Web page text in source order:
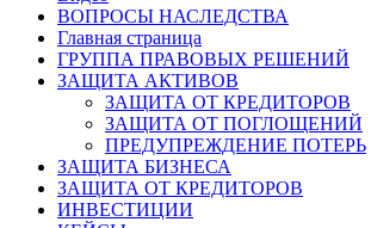
ВОПРОСЫ НАСЛЕДСТВА
Главная страница
ГРУППА ПРАВОВЫХ РЕШЕНИЙ
ЗАЩИТА АКТИВОВ
ЗАЩИТА ОТ КРЕДИТОРОВ
ЗАЩИТА ОТ ПОГЛОЩЕНИЙ
ПРЕДУПРЕЖДЕНИЕ ПОТЕРЬ
ЗАЩИТА БИЗНЕСА
ЗАЩИТА ОТ КРЕДИТОРОВ
ИНВЕСТИЦИИ